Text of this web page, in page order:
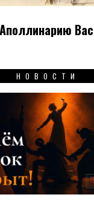
НОВОСТИ